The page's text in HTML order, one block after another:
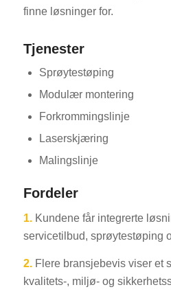
finne løsninger for.
Tjenester
Sprøytestøping
Modulær montering
Forkrommingslinje
Laserskjæring
Malingslinje
Fordeler
1. Kundene får integrerte
servicetilbud, sprøytestøping
2. Flere bransjebevis viser et
kvalitets-, miljø- og